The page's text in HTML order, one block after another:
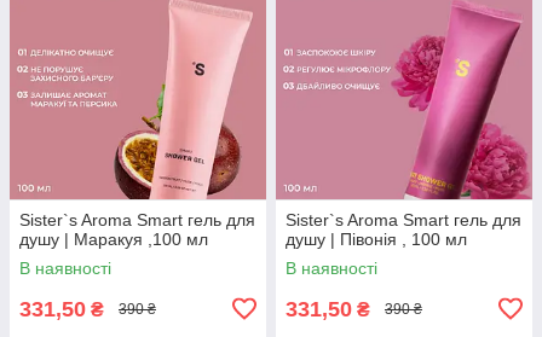
Sister`s Aroma Smart гель для
душу | Маракуя ,100 мл
В наявності
331,50 ₴ 390 ₴
Sister`s Aroma Smart гель для
душу | Півонія , 100 мл
В наявності
331,50 ₴ 390 ₴